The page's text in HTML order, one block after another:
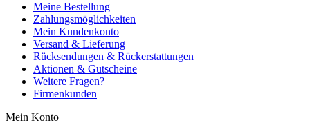
Meine Bestellung
Zahlungsmöglichkeiten
Mein Kundenkonto
Versand & Lieferung
Rücksendungen & Rückerstattungen
Aktionen & Gutscheine
Weitere Fragen?
Firmenkunden
Mein Konto